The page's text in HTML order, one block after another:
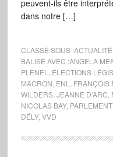
peuvent-ils être
dans notre […]
CLASSÉ SOUS :
BALISÉ AVEC :ANGELA
PLENEL
ÉLECTIONS
MACRON ENL FRANÇOIS
WILDERS, JEANNE D’ARC
NICOLAS BAY,
DÉLY, VVD